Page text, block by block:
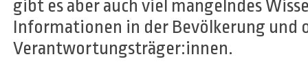
gibt es aber auch viel mangelndes
Informationen in der Bevölkerung und
Verantwortungsträger:innen.